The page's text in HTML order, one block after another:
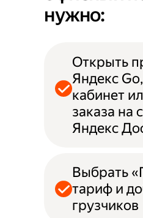
нужно:
Открыть
Яндекс
кабинет
заказа на
Яндекс
Выбрать
тариф и
грузчиков